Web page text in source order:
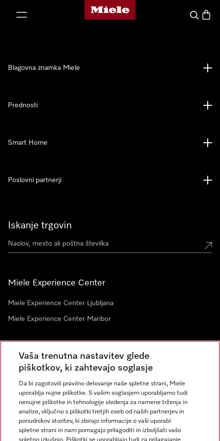
Domača stran Miele
Iskanje
Iskanje trgovin
Miele Experience Center
Miele Experience Center Ljubljana
Miele Experience Center Maribor
Novice
Blagovna znamka Miele
Prednosti
Smart Home
Poslovni partnerji
Vaša trenutna nastavitev glede
piškotkov, ki zahtevajo soglasje
Da bi zagotovili pravilno delovanje naše spletne strani, Miele
uporablja nujne piškotke. S vašim soglasjem uporabljamo tudi
nenujne piškotke in tehnologije sledenja za namene trženja in
analize, vključno s piškotki tretjih oseb od naših partnerjev in
ponudnikov storitev, ki zbirajo informacije o vaši uporabi
spletne strani in nam pomagajo prilagoditi in izboljšati vašo